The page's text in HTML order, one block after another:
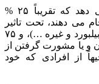
طبق تحقیقات متخصصین، آمار نشان می دهد که تقریباً ۲۵ %
می دهند، تحت تاثیر
تبلیغات متداول شرکت ها بوده (تلویزیون ، بیلبورد و غیره …)، و ۷۵
و یا مشورت گرفتن از
از افرادی که خود